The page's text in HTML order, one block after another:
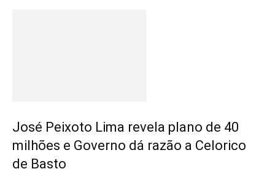
José Peixoto Lima revela plano de 40
milhões e Governo dá razão a Celorico
de Basto